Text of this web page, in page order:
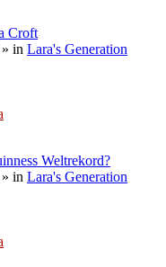
Croft
in Lara's Generation
Weltrekord?
in Lara's Generation